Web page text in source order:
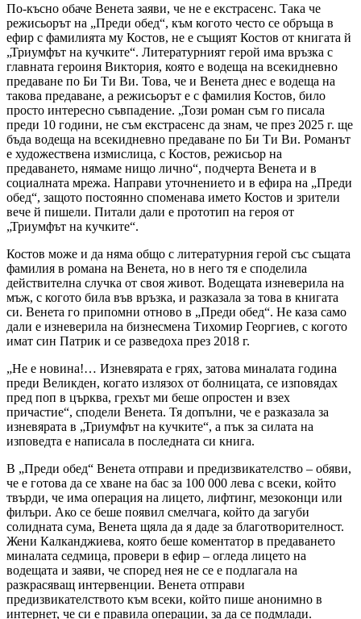
По-късно обаче Венета заяви, че не е екстрасенс. Така че
режисьорът на „Преди обед“, към когото често се обръща в
ефир с фамилията му Костов, не е същият Костов от книгата й
„Триумфът на кучките“. Литературният герой има връзка с
главната героиня Виктория, която е водеща на всекидневно
предаване по Би Ти Ви. Това, че и Венета днес е водеща на
такова предаване, а режисьорът е с фамилия Костов, било
просто интересно съвпадение. „Този роман съм го писала
преди 10 години, не съм екстрасенс да знам, че през 2025 г. ще
бъда водеща на всекидневно предаване по Би Ти Ви. Романът
е художествена измислица, с Костов, режисьор на
предаването, нямаме нищо лично“, подчерта Венета и в
социалната мрежа. Направи уточнението и в ефира на „Преди
обед“, защото постоянно споменава името Костов и зрители
вече й пишели. Питали дали е прототип на героя от
„Триумфът на кучките“.
Костов може и да няма общо с литературния герой със същата
фамилия в романа на Венета, но в него тя е споделила
действителна случка от своя живот. Водещата изневерила на
мъж, с когото била във връзка, и разказала за това в книгата
си. Венета го припомни отново в „Преди обед“. Не каза само
дали е изневерила на бизнесмена Тихомир Георгиев, с когото
имат син Патрик и се разведоха през 2018 г.
„Не е новина!… Изневярата е грях, затова миналата година
преди Великден, когато излязох от болницата, се изповядах
пред поп в църква, грехът ми беше опростен и взех
причастие“, сподели Венета. Тя допълни, че е разказала за
изневярата в „Триумфът на кучките“, а пък за силата на
изповедта е написала в последната си книга.
В „Преди обед“ Венета отправи и предизвикателство – обяви,
че е готова да се хване на бас за 100 000 лева с всеки, който
твърди, че има операция на лицето, лифтинг, мезоконци или
филъри. Ако се беше появил смелчага, който да загуби
солидната сума, Венета щяла да я даде за благотворителност.
Жени Калканджиева, която беше коментатор в предаването
миналата седмица, провери в ефир – огледа лицето на
водещата и заяви, че според нея не се е подлагала на
разкрасяващ интервенции. Венета отправи
предизвикателството към всеки, който пише анонимно в
интернет, че си е правила операции, за да се подмлади.